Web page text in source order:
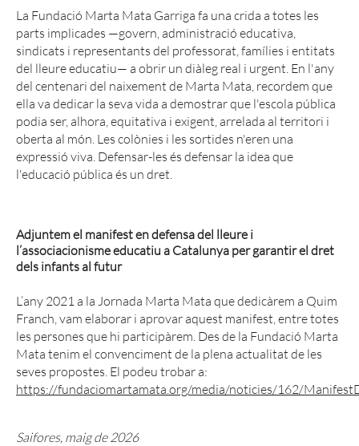
La Fundació Marta Mata Garriga fa una crida a totes les
parts implicades —govern, administració educativa,
sindicats i representants del professorat, famílies i entitats
del lleure educatiu— a obrir un diàleg real i urgent. En l'any
del centenari del naixement de Marta Mata, recordem que
ella va dedicar la seva vida a demostrar que l'escola pública
podia ser, alhora, equitativa i exigent, arrelada al territori i
oberta al món. Les colònies i les sortides n'eren una
expressió viva. Defensar-les és defensar la idea que
l'educació pública és un dret.
Adjuntem el manifest en defensa del lleure i
l’associacionisme educatiu a Catalunya per garantir el dret
dels infants al futur
L’any 2021 a la Jornada Marta Mata que dedicàrem a Quim
Franch, vam elaborar i aprovar aquest manifest, entre totes
les persones que hi participàrem. Des de la Fundació Marta
Mata tenim el convenciment de la plena actualitat de les
seves propostes. El podeu trobar a:
https://fundaciomartamata.org/media/noticies/162/
Saifores, maig de 2026